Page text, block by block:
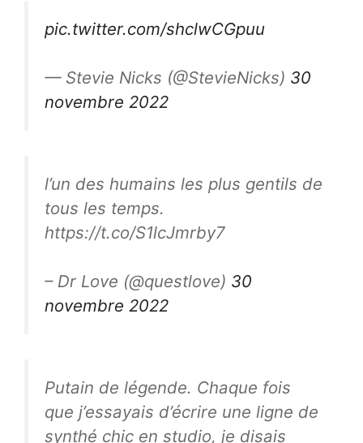
pic.twitter.com/shclwCGpuu
— Stevie Nicks (@StevieNicks) 30
novembre 2022
l’un des humains les plus gentils de
tous les temps.
https://t.co/S1lcJmrby7
– Dr Love (@questlove) 30
novembre 2022
Putain de légende. Chaque fois
que j’essayais d’écrire une ligne de
synthé chic en studio, je disais